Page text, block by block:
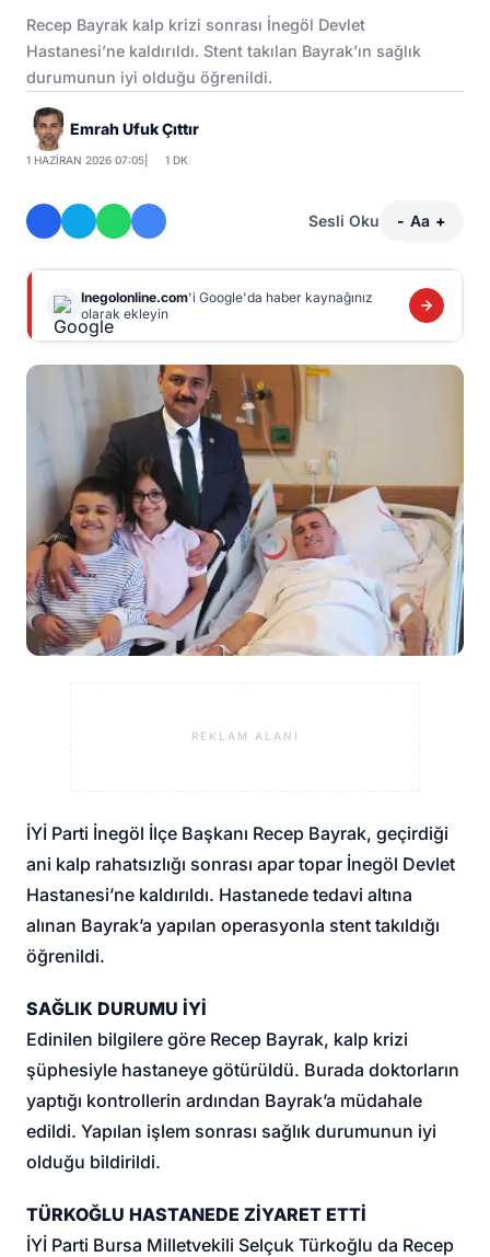
Recep Bayrak kalp krizi sonrası İnegöl Devlet
Hastanesi’ne kaldırıldı. Stent takılan Bayrak’ın sağlık
durumunun iyi olduğu öğrenildi.
Emrah Ufuk Çıttır
1 HAZIRAN 2026 07:05 1 DK
Sesli Oku - Aa +
Inegolonline.com'i Google'da haber kaynağınız
olarak ekleyin
REKLAM ALANI
İYİ Parti İnegöl İlçe Başkanı Recep Bayrak, geçirdiği
ani kalp rahatsızlığı sonrası apar topar İnegöl Devlet
Hastanesi’ne kaldırıldı. Hastanede tedavi altına
alınan Bayrak’a yapılan operasyonla stent takıldığı
öğrenildi.
SAĞLIK DURUMU İYİ
Edinilen bilgilere göre Recep Bayrak, kalp krizi
şüphesiyle hastaneye götürüldü. Burada doktorların
yaptığı kontrollerin ardından Bayrak’a müdahale
edildi. Yapılan işlem sonrası sağlık durumunun iyi
olduğu bildirildi.
TÜRKOĞLU HASTANEDE ZİYARET ETTİ
İYİ Parti Bursa Milletvekili Selçuk Türkoğlu da Recep